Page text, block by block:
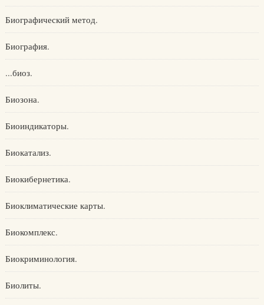
Биографический метод.
Биография.
...биоз.
Биозона.
Биоиндикаторы.
Биокатализ.
Биокибернетика.
Биоклиматические карты.
Биокомплекс.
Биокриминология.
Биолиты.